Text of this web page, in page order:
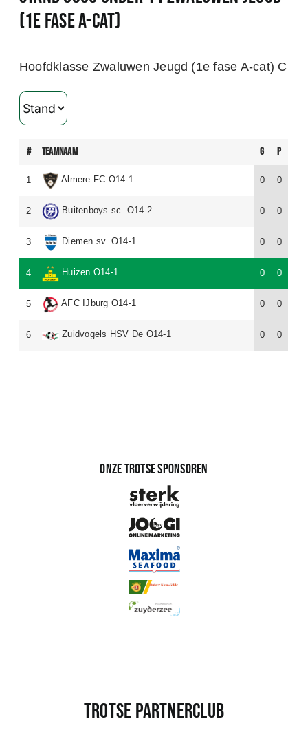
Trainingsschema
Clubinformatie
Organisatie
Sponsoren
(1e fase A-Cat)
Hoofdklasse Zwaluwen Jeugd (1e fase A-cat) C
# teamnaam G P
1 Almere FC O14-1 0 0
2 Buitenboys sc. O14-2 0 0
3 Diemen sv. O14-1 0 0
4 Huizen O14-1 0 0
5 AFC IJburg O14-1 0 0
6 Zuidvogels HSV De O14-1 0 0
Onze trotse sponsoren
Trotse partnerclub